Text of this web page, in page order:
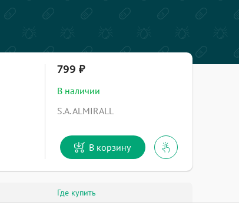
799
В наличии
S.A. ALMIRALL
В корзину
Где купить